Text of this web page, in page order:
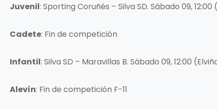
Juvenil: Sporting Coruñés – Silva SD. Sábado 09,
Cadete: Fin de competición
Infantil: Silva SD – Maravillas B. Sábado 09, 12:00
Alevín: Fin de competición F-11